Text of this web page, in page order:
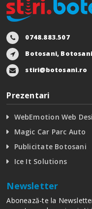
0748.883.507
Botosani, Botosani
stiri@botosani.ro
Prezentari
WebEmotion Web
Magic Car Parc Auto
Publicitate Botosani
Ice It Solutions
Newsletter
Abonează-te la